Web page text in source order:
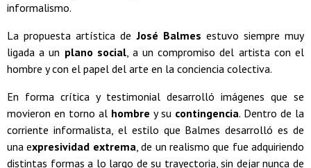
informalismo.
La propuesta artística deJosé Balmes estuvo siempre muy
ligada a un plano social, a un compromiso del artista con el
hombre y con el papel del arte en la conciencia colectiva.
En forma crítica y testimonial desarrolló imágenes que se
movieron en torno al hombre y su contingencia. Dentro de la
corriente informalista, el estilo que Balmes desarrolló es de
una expresividad extrema, de un realismo que fue adquiriendo
distintas formas a lo largo de su trayectoria, sin dejar nunca de